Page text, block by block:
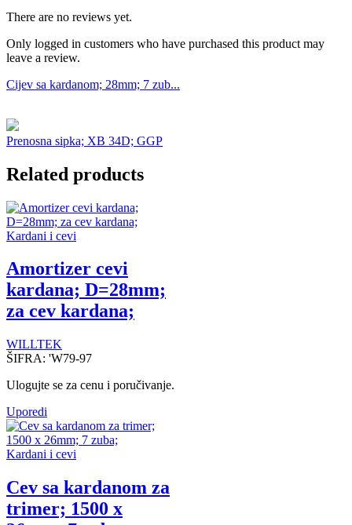
There are no reviews yet.
Only logged in customers who have purchased this product may
leave a review.
Cijev sa kardanom; 28mm; 7 zub...
Prenosna sipka; XB 34D; GGP
Related products
Kardani i cevi
Amortizer cevi
kardana; D=28mm;
za cev kardana;
WILLTEK
ŠIFRA: 'W79-97
Ulogujte se za cenu i poručivanje.
Uporedi
Kardani i cevi
Cev sa kardanom za
trimer; 1500 x